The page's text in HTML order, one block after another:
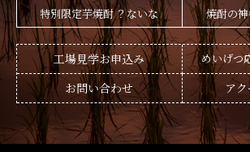
特別限定芋焼酎 ？ないな
焼酎の
工場見学お申込み めいげつ
お問い合わせ ア